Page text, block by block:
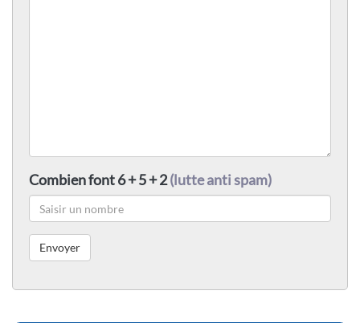
Combien font 6 + 5 + 2(lutte anti spam)